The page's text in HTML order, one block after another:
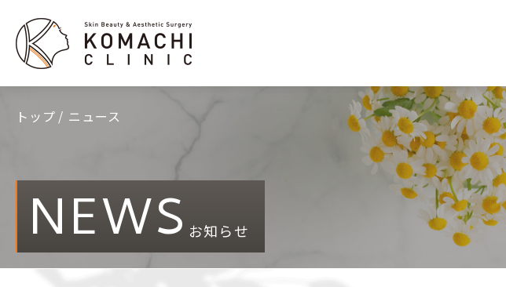
トップ ニュース
NEWS お知らせ